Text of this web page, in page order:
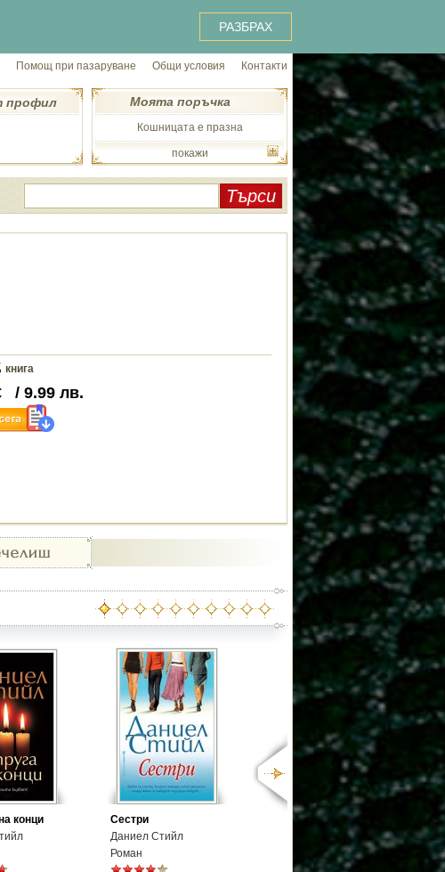
РАЗБРАХ
Помощ при пазаруване Общи условия Контакти
профил
Кошницата е празна
Моята поръчка
покажи
книга
/ 9.99 лв.
конци
Сестри
Даниел Стийл
Роман